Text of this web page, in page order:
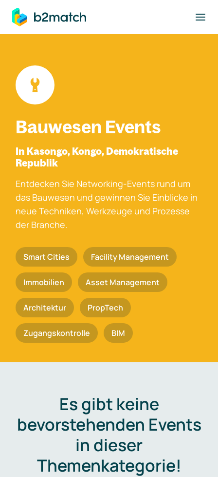
springen
Bauwesen Events
In Kasongo, Kongo, Demokratische
Republik
Entdecken Sie Networking-Events rund um
das Bauwesen und gewinnen Sie Einblicke in
neue Techniken, Werkzeuge und Prozesse
der Branche.
Smart Cities Facility Management
Immobilien Asset Management
Architektur PropTech
Zugangskontrolle BIM
Es gibt keine
bevorstehenden Events
in dieser
Themenkategorie!